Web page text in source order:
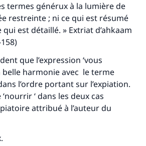
termes générux à la lumière de
restreinte ; ni ce qui est résumé
est détaillé. » Extriat d’ahkaam
que l’expression ‘vous
belle harmonie avec le terme
l’ordre portant sur l’expiation.
‘ dans les deux cas
attribué à l’auteur du